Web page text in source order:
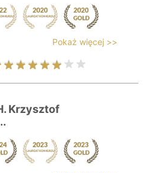
Pokaż więcej >>
Krzysztof